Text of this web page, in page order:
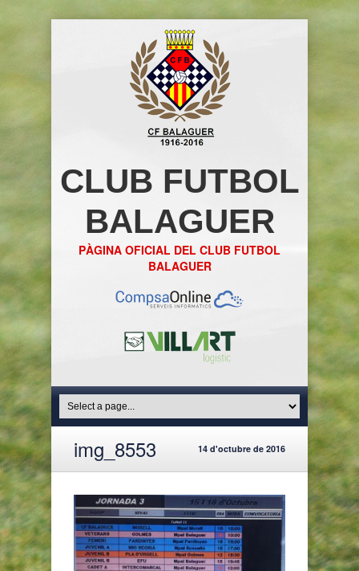
CLUB FUTBOL
BALAGUER
PÀGINA OFICIAL DEL CLUB FUTBOL
BALAGUER
img_8553 14 d'octubre de 2016